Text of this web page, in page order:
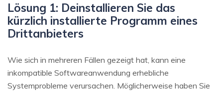
Lösung 1: Deinstallieren Sie das
kürzlich installierte Programm eines
Drittanbieters
Wie sich in mehreren Fällen gezeigt hat, kann eine
inkompatible Softwareanwendung erhebliche
Systemprobleme verursachen. Möglicherweise haben Sie